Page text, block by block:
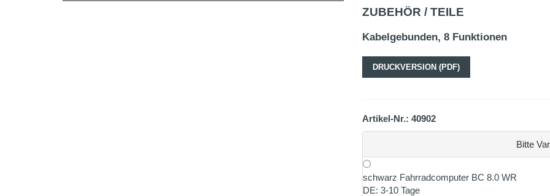
ZUBEHÖR / TEILE
Kabelgebunden, 8 Funktionen
DRUCKVERSION (PDF)
Artikel-Nr.: 40902
Bitte
schwarz Fahrradcomputer BC 8.0 WR
DE: 3-10 Tage